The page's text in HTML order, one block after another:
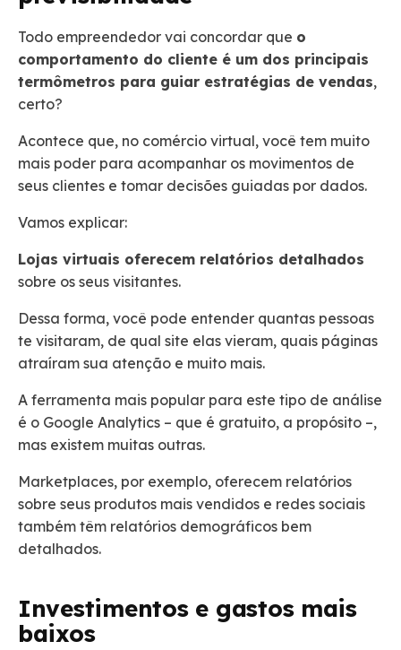
Todo empreendedor vai concordar que o
comportamento do cliente é um dos principais
termômetros para guiar estratégias de vendas,
certo?
Acontece que, no comércio virtual, você tem muito
mais poder para acompanhar os movimentos de
seus clientes e tomar decisões guiadas por dados.
Vamos explicar:
Lojas virtuais oferecem relatórios detalhados
sobre os seus visitantes.
Dessa forma, você pode entender quantas pessoas
te visitaram, de qual site elas vieram, quais páginas
atraíram sua atenção e muito mais.
A ferramenta mais popular para este tipo de análise
é o Google Analytics – que é gratuito, a propósito –,
mas existem muitas outras.
Marketplaces, por exemplo, oferecem relatórios
sobre seus produtos mais vendidos e redes sociais
também têm relatórios demográficos bem
detalhados.
Investimentos e gastos mais
baixos